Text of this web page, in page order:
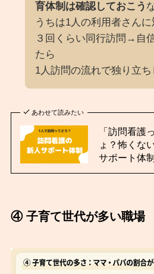
育体制は確認しておこう
うちは1人の利用者さんに
３回くらい同行訪問→自
たら
1人訪問の流れで独り立ち
あわせて読みたい
「訪問看護
ょ？怖くな
サポート体
④ 子育て世代が多い職場